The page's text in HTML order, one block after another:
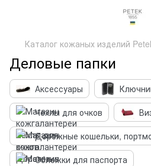
Каталог кожаных изделий
Деловые папки
Аксессуары
Чехлы для очков
Дорожные кошельки,
Обложки для паспорта